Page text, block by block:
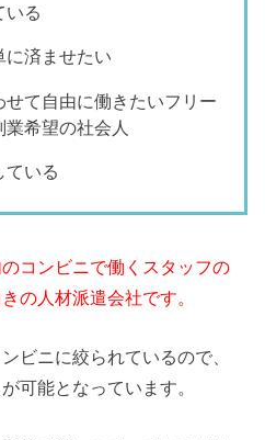
いる
に済ませたい
て自由に働きたいフリー
希望の社会人
ている
コンビニで働くスタッフの
の人材派遣会社です。
ビニに絞られているので、
可能となっています。